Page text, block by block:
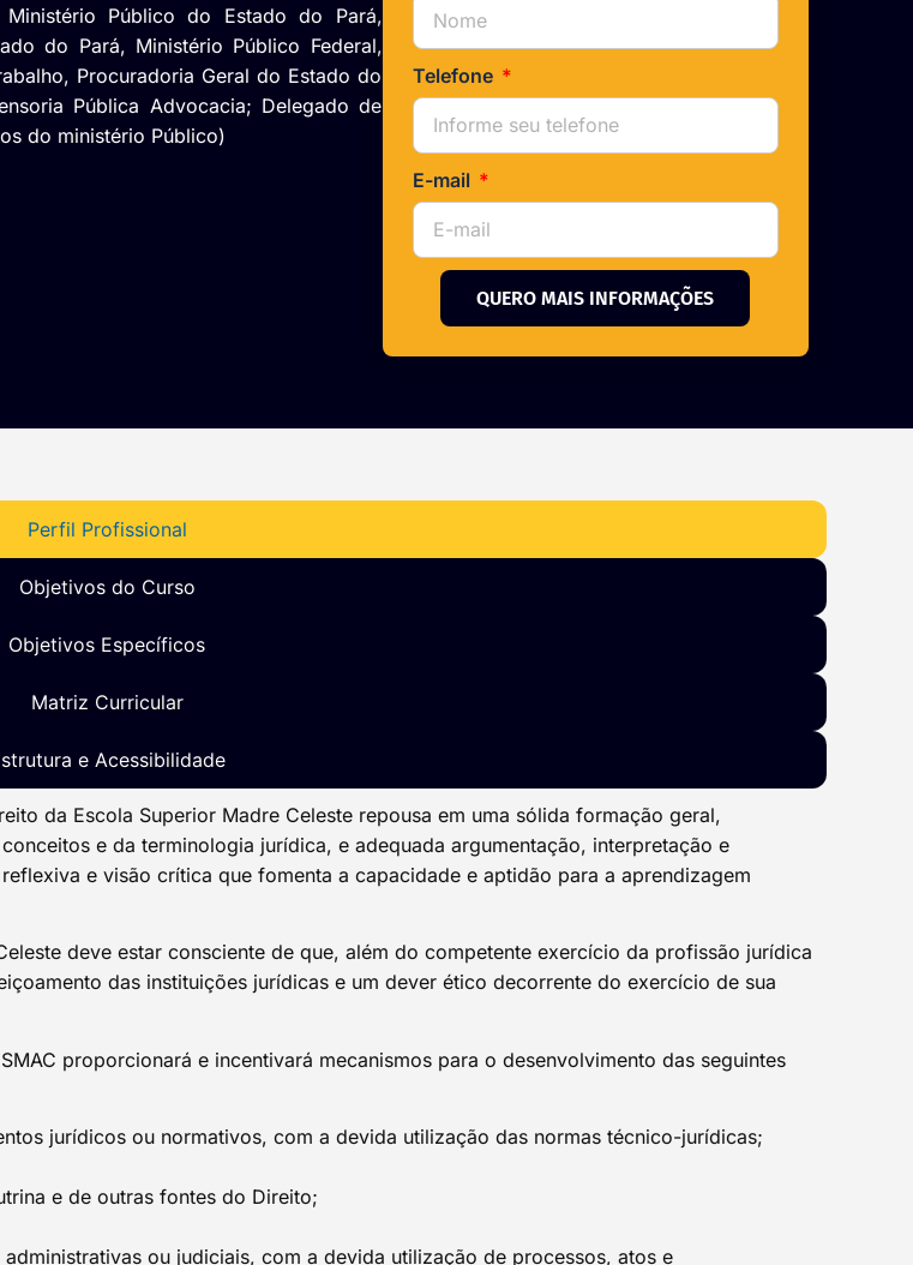
Público do Estado do Pará,
do Pará, Ministério Público Federal,
Procuradoria Geral do Estado do
Pública Advocacia; Delegado de
do ministério Público)
Telefone
E-mail
QUERO MAIS INFORMAÇÕES
Perfil Profissional
Objetivos do Curso
Objetivos Específicos
Matriz Curricular​
e Acessibilidade
da Escola Superior Madre Celeste repousa em uma sólida formação geral,
e da terminologia jurídica, e adequada argumentação, interpretação e
e visão crítica que fomenta a capacidade e aptidão para a aprendizagem
deve estar consciente de que, além do competente exercício da profissão jurídica
das instituições jurídicas e um dever ético decorrente do exercício de sua
proporcionará e incentivará mecanismos para o desenvolvimento das seguintes
jurídicos ou normativos, com a devida utilização das normas técnico-jurídicas;
e de outras fontes do Direito;
ou judiciais, com a devida utilização de processos, atos e